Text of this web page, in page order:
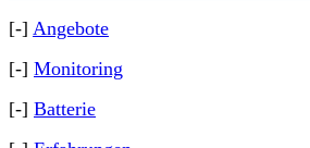
[-] Angebote
[-] Monitoring
[-] Batterie